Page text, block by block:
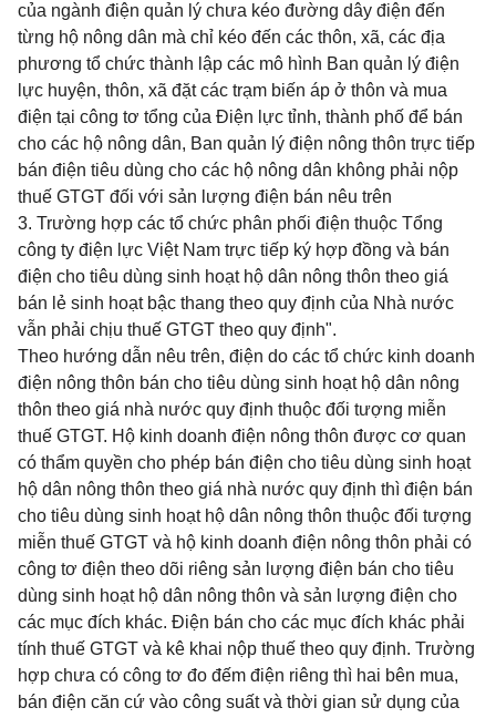
của ngành điện quản lý chưa kéo đường dây điện đến
từng hộ nông dân mà chỉ kéo đến các thôn, xã, các địa
phương tổ chức thành lập các mô hình Ban quản lý điện
lực huyện, thôn, xã đặt các trạm biến áp ở thôn và mua
điện tại công tơ tổng của Điện lực tỉnh, thành phố để bán
cho các hộ nông dân, Ban quản lý điện nông thôn trực tiếp
bán điện tiêu dùng cho các hộ nông dân không phải nộp
thuế GTGT đối với sản lượng điện bán nêu trên
3. Trường hợp các tổ chức phân phối điện thuộc Tổng
công ty điện lực Việt Nam trực tiếp ký hợp đồng và bán
điện cho tiêu dùng sinh hoạt hộ dân nông thôn theo giá
bán lẻ sinh hoạt bậc thang theo quy định của Nhà nước
vẫn phải chịu thuế GTGT theo quy định".
Theo hướng dẫn nêu trên, điện do các tổ chức kinh doanh
điện nông thôn bán cho tiêu dùng sinh hoạt hộ dân nông
thôn theo giá nhà nước quy định thuộc đối tượng miễn
thuế GTGT. Hộ kinh doanh điện nông thôn được cơ quan
có thẩm quyền cho phép bán điện cho tiêu dùng sinh hoạt
hộ dân nông thôn theo giá nhà nước quy định thì điện bán
cho tiêu dùng sinh hoạt hộ dân nông thôn thuộc đối tượng
miễn thuế GTGT và hộ kinh doanh điện nông thôn phải có
công tơ điện theo dõi riêng sản lượng điện bán cho tiêu
dùng sinh hoạt hộ dân nông thôn và sản lượng điện cho
các mục đích khác. Điện bán cho các mục đích khác phải
tính thuế GTGT và kê khai nộp thuế theo quy định. Trường
hợp chưa có công tơ đo đếm điện riêng thì hai bên mua,
bán điện căn cứ vào công suất và thời gian sử dụng của